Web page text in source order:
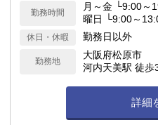
勤務時間
月～金 └9:00～
曜日 └9:00～
休日・休暇 勤務日以外
勤務地
大阪府松原市
河内天美駅 徒歩
詳細